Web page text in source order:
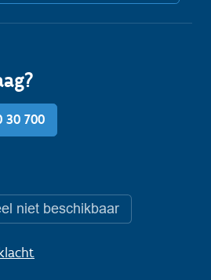
30 700
niet beschikbaar